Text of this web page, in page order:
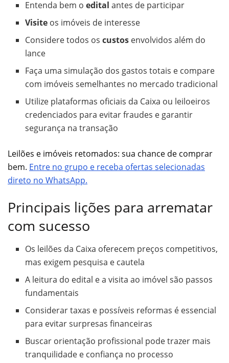
Entenda bem oedital antes de participar
Visite os imóveis de interesse
Considere todos oscustos envolvidos além do
lance
Faça uma simulação dos gastos totais e compare
com imóveis semelhantes no mercado tradicional
Utilize plataformas oficiais da Caixa ou leiloeiros
credenciados para evitar fraudes e garantir
segurança na transação
Leilões e imóveis retomados: sua chance de comprar
bem. Entre no grupo e receba ofertas selecionadas
direto no WhatsApp.
Principais lições para arrematar
com sucesso
Os leilões da Caixa oferecem preços competitivos,
mas exigem pesquisa e cautela
A leitura do edital e a visita ao imóvel são passos
fundamentais
Considerar taxas e possíveis reformas é essencial
para evitar surpresas financeiras
Buscar orientação profissional pode trazer mais
tranquilidade e confiança no processo